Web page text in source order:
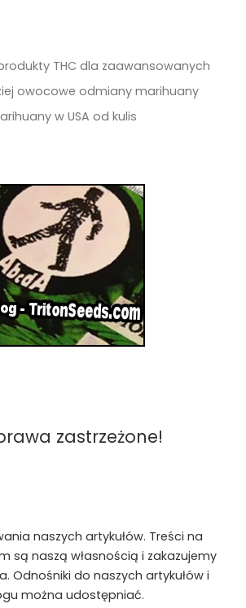
THC dla zaawansowanych
owocowe odmiany marihuany
w USA od kulis
zastrzeżone!
naszych artykułów. Treści na
są naszą własnością i zakazujemy
Odnośniki do naszych artykułów i
można udostępniać.